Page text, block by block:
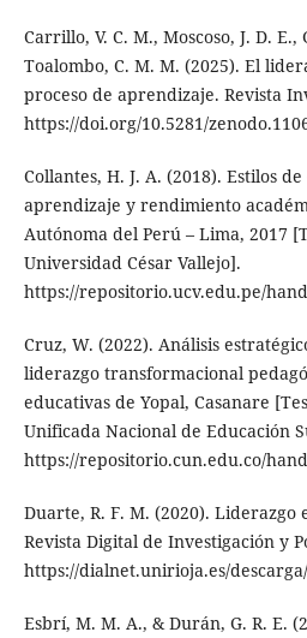
Carrillo, V. C. M., Moscoso, J. D. E.,
Toalombo, C. M. M. (2025). El
proceso de aprendizaje. Revista
https://doi.org/10.5281/
Collantes, H. J. A. (2018). Estilos
aprendizaje y rendimiento
Autónoma del Perú – Lima, 2017
Universidad César Vallejo].
https://repositorio.ucv.edu.pe/
Cruz, W. (2022). Análisis
liderazgo transformacional
educativas de Yopal, Casanare
Unificada Nacional de Educación
https://repositorio.cun.edu.co/
Duarte, R. F. M. (2020). Liderazgo
Revista Digital de Investigación y
https://dialnet.unirioja.es/
Esbrí, M. M. A., & Durán, G. R. E.